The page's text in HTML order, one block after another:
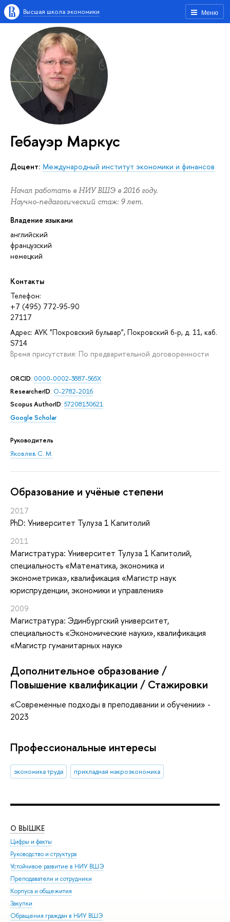
Меню
Высшая школа экономики
Гебауэр Маркус
доцент: Международный институт экономики и финансов
Начал работать в НИУ ВШЭ в 2016 году.
Научно-педагогический стаж: 9 лет.
Владение языками
английский
французский
немецкий
Контакты
Телефон:
+7 (495) 772-95-90
27117
Адрес: АУК "Покровский бульвар", Покровский б-р, д. 11, каб.
S714
Время присутствия: По предварительной договоренности
ORCID: 0000-0002-3887-565X
ResearcherID: O-2782-2016
Scopus AuthorID: 57208130621
Google Scholar
Руководитель
Яковлев С. М.
Oбразование и учёные степени
2017
PhD: Университет Тулуза 1 Капитолий
2011
Магистратура: Университет Тулуза 1 Капитолий,
специальность «Математика, экономика и
эконометрика», квалификация «Магистр наук
юриспруденции, экономики и управления»
2009
Магистратура: Эдинбургский университет,
специальность «Экономические науки», квалификация
«Магистр гуманитарных наук»
Дополнительное образование /
Повышение квалификации / Стажировки
«Современные подходы в преподавании и обучении» -
2023
Профессиональные интересы
экономика труда прикладная макроэкономика
О ВЫШКЕ
Цифры и факты
Руководство и структура
Устойчивое развитие в НИУ ВШЭ
Преподаватели и сотрудники
Корпуса и общежития
Закупки
Обращения граждан в НИУ ВШЭ